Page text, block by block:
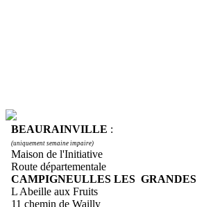
BEAURAINVILLE :
(uniquement semaine impaire)
Maison de l'Initiative
Route départementale
CAMPIGNEULLES LES GRANDES
L Abeille aux Fruits
11 chemin de Wailly